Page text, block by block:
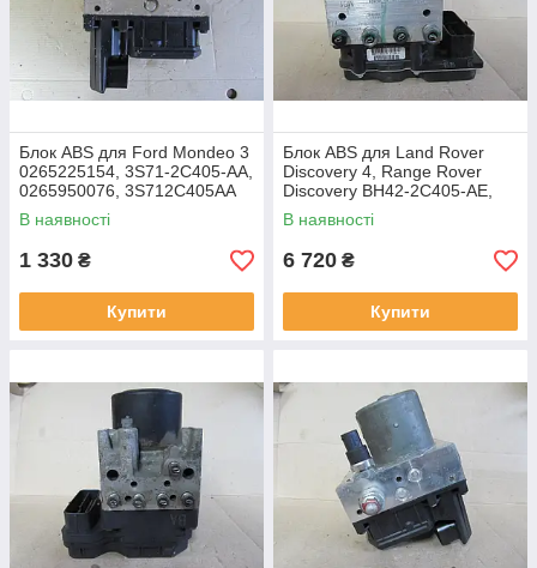
Блок ABS для Ford Mondeo 3
0265225154, 3S71-2C405-AA,
0265950076, 3S712C405AA
В наявності
1 330 ₴
Купити
Блок ABS для Land Rover
Discovery 4, Range Rover
Discovery BH42-2C405-AE,
0265236276, 0265951675
В наявності
6 720 ₴
Купити